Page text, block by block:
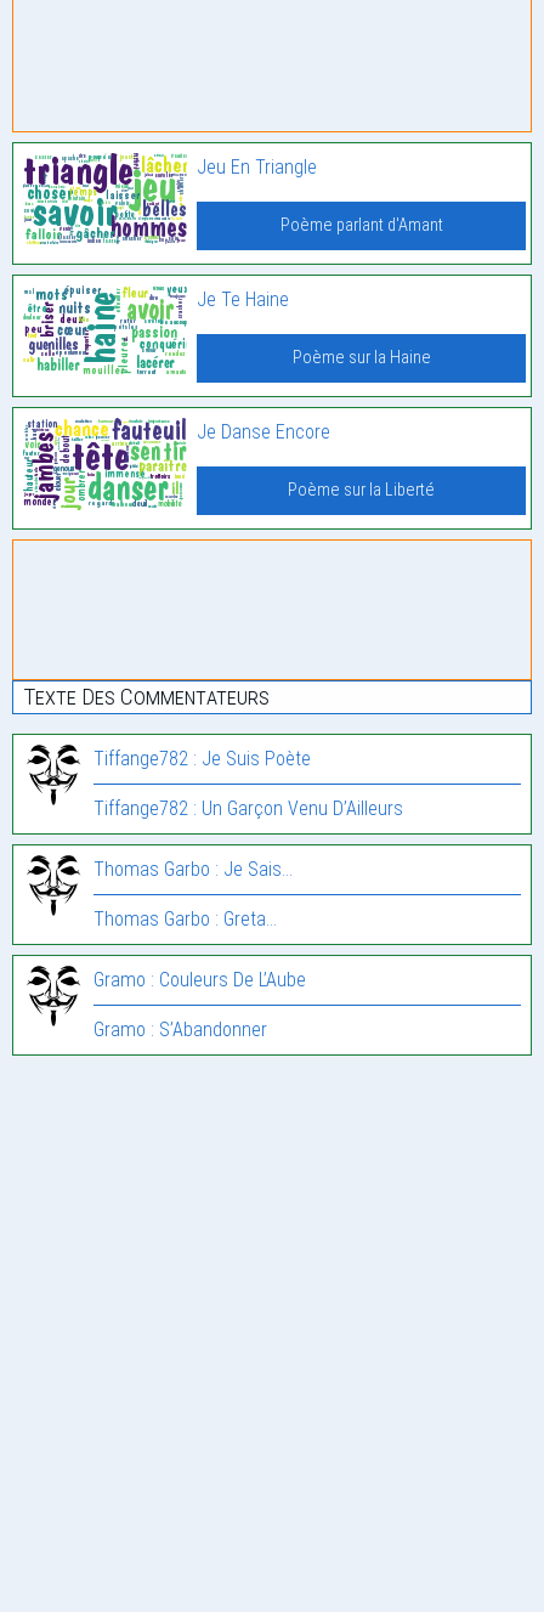
Jeu En Triangle
Poème parlant d'Amant
Je Te Haine
Poème sur la Haine
Je Danse Encore
Poème sur la Liberté
Texte Des Commentateurs
Tiffange782 : Je Suis Poète
Tiffange782 : Un Garçon Venu D’Ailleurs
Thomas Garbo : Je Sais…
Thomas Garbo : Greta…
Gramo : Couleurs De L’Aube
Gramo : S’Abandonner